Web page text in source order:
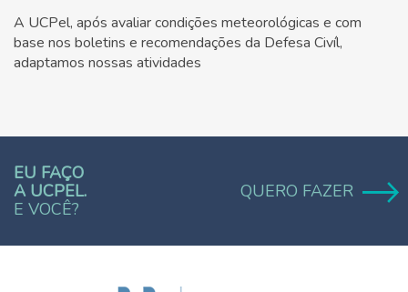
A UCPel, após avaliar condições meteorológicas e com
base nos boletins e recomendações da Defesa Civíl,
adaptamos nossas atividades
EU FAÇO
A UCPEL.
E VOCÊ?
QUERO FAZER